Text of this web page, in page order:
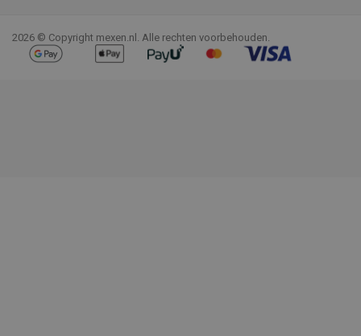
2026 © Copyright mexen.nl. Alle rechten voorbehouden.